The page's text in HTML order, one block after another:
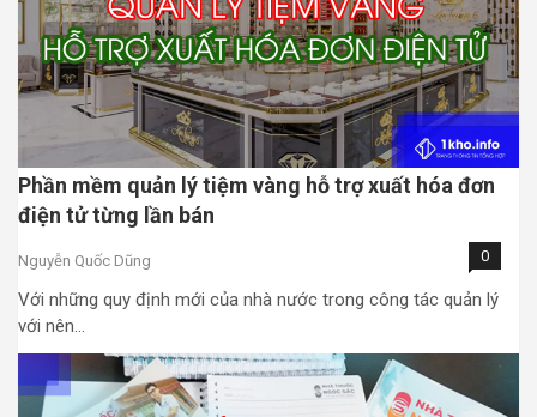
Phần mềm quản lý tiệm vàng hỗ trợ xuất hóa đơn
điện tử từng lần bán
Nguyễn Quốc Dũng 0
Với những quy định mới của nhà nước trong công tác quản lý
với nên…